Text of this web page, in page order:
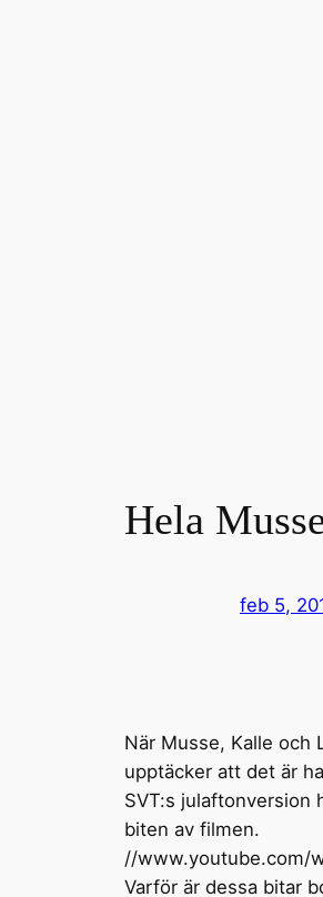
Hela
feb 5,
När Musse, Kalle och
upptäcker att det är
SVT:s julaftonversion
biten av filmen.
//www.youtube.com/
Varför är dessa bitar